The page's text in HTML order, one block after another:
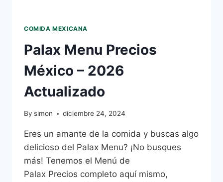
COMIDA MEXICANA
Palax Menu Precios
México – 2026
Actualizado
By simon diciembre 24, 2024
Eres un amante de la comida y buscas algo
delicioso del Palax Menu? ¡No busques
más! Tenemos el Menú de
Palax Precios completo aquí mismo,